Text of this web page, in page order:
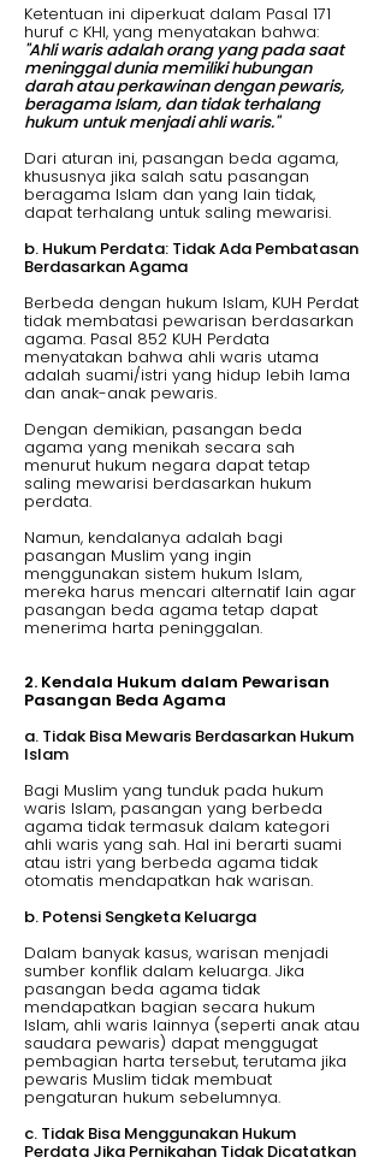
Ketentuan ini diperkuat dalam Pasal 171
huruf c KHI, yang menyatakan bahwa:
"Ahli waris adalah orang yang pada saat
meninggal dunia memiliki hubungan
darah atau perkawinan dengan pewaris,
beragama Islam, dan tidak terhalang
hukum untuk menjadi ahli waris."
Dari aturan ini, pasangan beda agama,
khususnya jika salah satu pasangan
beragama Islam dan yang lain tidak,
dapat terhalang untuk saling mewarisi.
b. Hukum Perdata: Tidak Ada Pembatasan
Berdasarkan Agama
Berbeda dengan hukum Islam, KUH Perdat
tidak membatasi pewarisan berdasarkan
agama. Pasal 852 KUH Perdata
menyatakan bahwa ahli waris utama
adalah suami/istri yang hidup lebih lama
dan anak-anak pewaris.
Dengan demikian, pasangan beda
agama yang menikah secara sah
menurut hukum negara dapat tetap
saling mewarisi berdasarkan hukum
perdata.
Namun, kendalanya adalah bagi
pasangan Muslim yang ingin
menggunakan sistem hukum Islam,
mereka harus mencari alternatif lain agar
pasangan beda agama tetap dapat
menerima harta peninggalan.
2. Kendala Hukum dalam Pewarisan
Pasangan Beda Agama
a. Tidak Bisa Mewaris Berdasarkan Hukum
Islam
Bagi Muslim yang tunduk pada hukum
waris Islam, pasangan yang berbeda
agama tidak termasuk dalam kategori
ahli waris yang sah. Hal ini berarti suami
atau istri yang berbeda agama tidak
otomatis mendapatkan hak warisan.
b. Potensi Sengketa Keluarga
Dalam banyak kasus, warisan menjadi
sumber konflik dalam keluarga. Jika
pasangan beda agama tidak
mendapatkan bagian secara hukum
Islam, ahli waris lainnya (seperti anak atau
saudara pewaris) dapat menggugat
pembagian harta tersebut, terutama jika
pewaris Muslim tidak membuat
pengaturan hukum sebelumnya.
c. Tidak Bisa Menggunakan Hukum
Perdata Jika Pernikahan Tidak Dicatatkan